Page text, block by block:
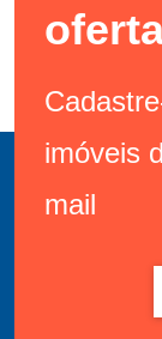
imóveis
mail